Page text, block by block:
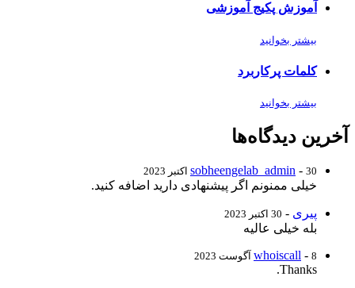
آموزش پکیج آموزشی
بیشتر بخوانید
کلمات پرکاربرد
بیشتر بخوانید
آخرین دیدگاه‌ها
sobheengelab_admin - 30 اکتبر 2023
خیلی ممنونم اگر پیشنهادی دارید اضافه کنید.
پیری - 30 اکتبر 2023
بله خیلی عالیه
whoiscall - 8 آگوست 2023
Thanks.